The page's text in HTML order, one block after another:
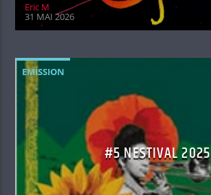
Eric M
31 MAI 2026
EMISSION
#5 NESTIVAL 2025